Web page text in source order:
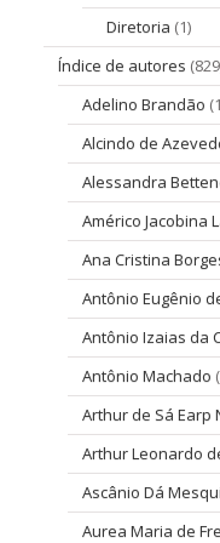
Diretoria (1)
Índice de autores
Adelino Brandão
Alcindo de
Alessandra
Américo Jacobina
Ana Cristina
Antônio Eugênio
Antônio Izaias da
Antônio Machado
Arthur de Sá Earp
Arthur Leonardo
Ascânio Dá
Aurea Maria de